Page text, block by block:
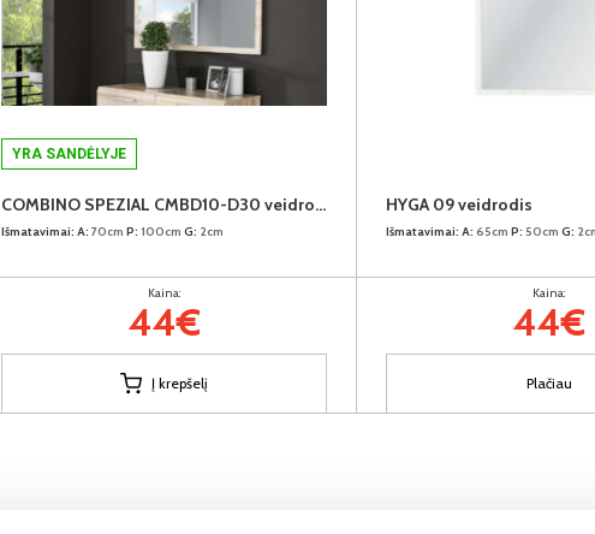
YRA SANDĖLYJE
COMBINO SPEZIAL CMBD10-D30 veidrodis
Išmatavimai: A: 70cm P: 100cm G: 2cm
Kaina:
44€
Į krepšelį
HYGA 09 veidrodis
Išmatavimai: A: 65cm P: 50cm G:
Kaina:
44€
Plačiau